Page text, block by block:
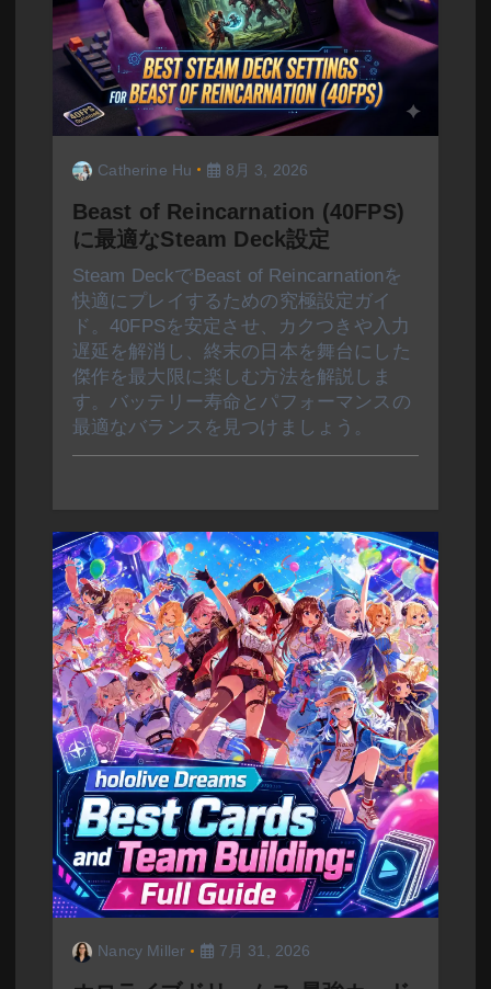
Catherine Hu 8月 3, 2026
Beast of Reincarnation (40FPS)
に最適なSteam Deck設定
Steam DeckでBeast of Reincarnationを
快適にプレイするための究極設定ガイ
ド。40FPSを安定させ、カクつきや入力
遅延を解消し、終末の日本を舞台にした
傑作を最大限に楽しむ方法を解説しま
す。バッテリー寿命とパフォーマンスの
最適なバランスを見つけましょう。
Nancy Miller 7月 31, 2026